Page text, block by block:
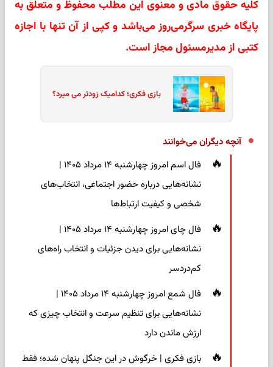
کلیه حقوق مادی و معنوی این مطلب محفوظ و متعلق به
پایگاه خبری سرگرمی‌روز می‌باشد و کپی از آن تنها با اجازه
کتبی از مدیرمسئول مجاز است.
بازی فکری؛ کدامیک زودتر می میرد؟
آنچه دیگران می‌خوانند
فال اسم امروز چهارشنبه ۱۴ مرداد ۱۴۰۵ |
نشانه‌هایی درباره حضور اجتماعی، انتخاب‌های
شخصی و کیفیت ارتباط‌ها
فال چای امروز چهارشنبه ۱۴ مرداد ۱۴۰۵ |
نشانه‌هایی برای دیدن جزئیات و انتخاب راه‌های
کم‌دردسر
فال شمع امروز چهارشنبه ۱۴ مرداد ۱۴۰۵ |
نشانه‌هایی برای تنظیم سرعت و انتخاب چیزی که
ارزش ماندن دارد
بازی فکری | خرگوش در این جنگل پنهان شده؛ فقط